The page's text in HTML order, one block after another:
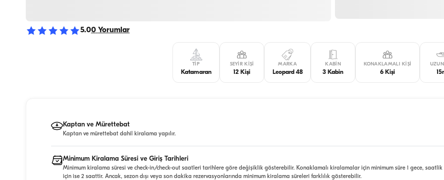
5.00 Yorumlar
TIP
Katamaran
SEYIR KIŞI
12 Kişi
MARKA
Leopard 48
KABIN
3 Kabin
KONAKLAMALI KIŞI
6 Kişi
Kaptan ve Mürettebat
Kaptan ve mürettebat dahil kiralama yapılır.
Minimum Kiralama Süresi ve Giriş Tarihleri
Minimum kiralama süresi ve check-in/check-out saatleri tarihlere göre değişiklik gösterebilir. Konaklamalı kiralamalar için minimum süre 1 gece,
için ise 2 saattir. Ancak, sezon dışı veya son dakika rezervasyonlarında minimum kiralama süreleri farklılık gösterebilir.